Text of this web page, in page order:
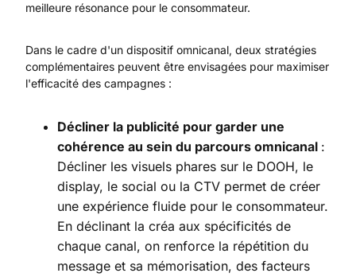
meilleure résonance pour le consommateur.
Dans le cadre d'un dispositif omnicanal, deux stratégies
complémentaires peuvent être envisagées pour maximiser
l'efficacité des campagnes :
Décliner la publicité pour garder une
cohérence au sein du parcours omnicanal :
Décliner les visuels phares sur le DOOH, le
display, le social ou la CTV permet de créer
une expérience fluide pour le consommateur.
En déclinant la créa aux spécificités de
chaque canal, on renforce la répétition du
message et sa mémorisation, des facteurs